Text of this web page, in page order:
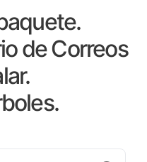
de Correos